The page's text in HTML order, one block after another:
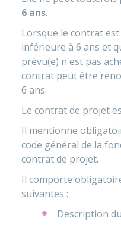
6 ans.
Lorsque le contrat
inférieure à 6 ans et
prévu(e) n'est pas
contrat peut être
6 ans.
Le contrat de projet
Il mentionne
code général de la
contrat de projet.
Il comporte
suivantes :
Description